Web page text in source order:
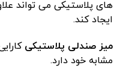
های پلاستیکی می تواند
ایجاد کند.
میز صندلی پلاستیکی
مشابه خود دارد.